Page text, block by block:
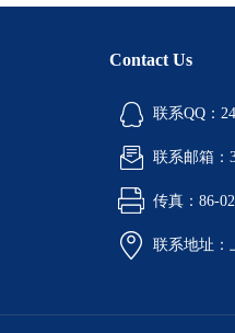
Contact Us
联系QQ：
联系邮箱：
传真：86-
联系地址：